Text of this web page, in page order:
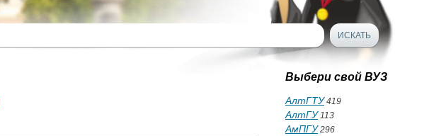
Выбери свой ВУЗ
АлтГТУ419
АлтГУ113
АмПГУ296